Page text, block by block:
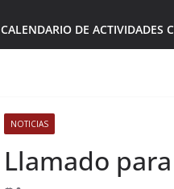
CALENDARIO DE ACTIVIDADES
NOTICIAS
Llamado